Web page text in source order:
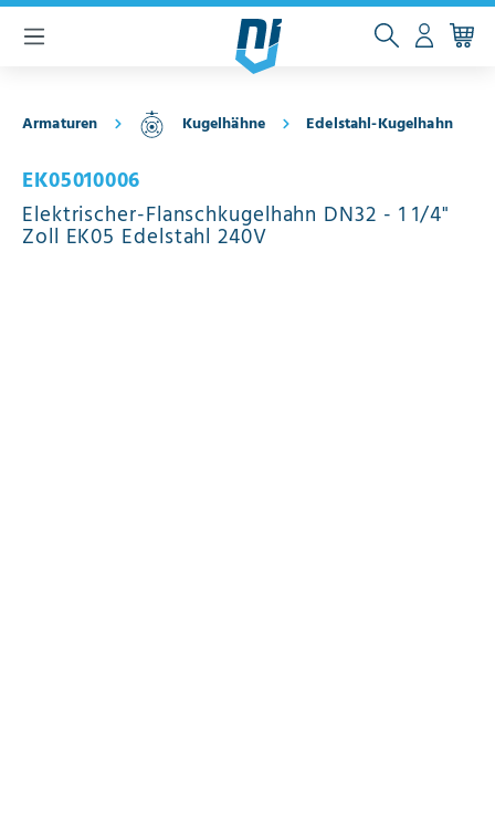
springen
Armaturen Kugelhähne Edelstahl-Kugelhahn
EK05010006
Elektrischer-Flanschkugelhahn DN32 - 1 1/4"
Zoll EK05 Edelstahl 240V